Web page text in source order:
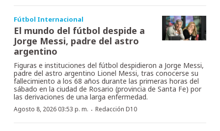
Fútbol Internacional
El mundo del fútbol despide a
Jorge Messi, padre del astro
argentino
Figuras e instituciones del fútbol despidieron a Jorge Messi,
padre del astro argentino Lionel Messi, tras conocerse su
fallecimiento a los 68 años durante las primeras horas del
sábado en la ciudad de Rosario (provincia de Santa Fe) por
las derivaciones de una larga enfermedad.
Agosto 8, 2026 03:53 p. m. · Redacción D10